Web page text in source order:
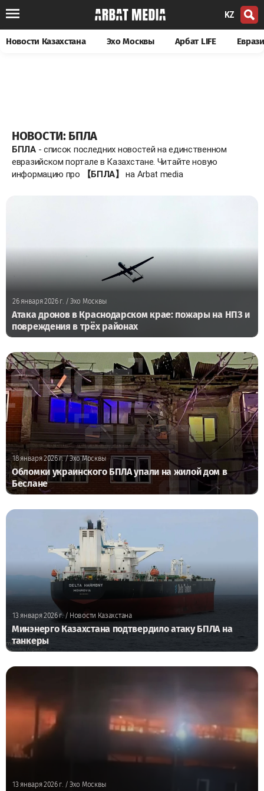
KZ
Новости Казахстана Эхо Москвы Арбат LIFE
НОВОСТИ: БПЛА
БПЛА- список последних новостей на единственном
евразийском портале в Казахстане. Читайте новую
информацию про
【БПЛА】 на Arbat media
26 января 2026 г./ Эхо Москвы
Атака дронов в Краснодарском крае: пожары на НПЗ и
повреждения в трёх районах
18 января 2026 г./ Эхо Москвы
Обломки украинского БПЛА упали на жилой дом в
Беслане
13 января 2026 г./ Новости Казахстана
Минэнерго Казахстана подтвердило атаку БПЛА на
танкеры
13 января 2026 г. / Эхо Москвы